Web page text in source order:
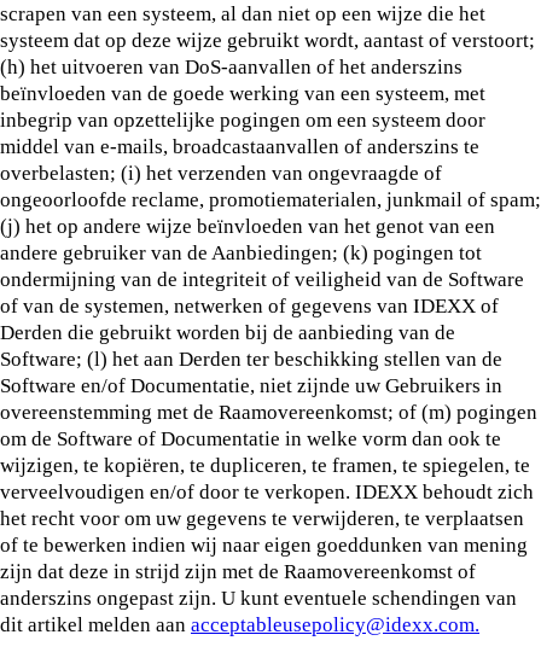
scrapen van een systeem, al dan niet op een wijze die het
systeem dat op deze wijze gebruikt wordt, aantast of verstoort;
(h) het uitvoeren van DoS-aanvallen of het anderszins
beïnvloeden van de goede werking van een systeem, met
inbegrip van opzettelijke pogingen om een systeem door
middel van e-mails, broadcastaanvallen of anderszins te
overbelasten; (i) het verzenden van ongevraagde of
ongeoorloofde reclame, promotiematerialen, junkmail of spam;
(j) het op andere wijze beïnvloeden van het genot van een
andere gebruiker van de Aanbiedingen; (k) pogingen tot
ondermijning van de integriteit of veiligheid van de Software
of van de systemen, netwerken of gegevens van IDEXX of
Derden die gebruikt worden bij de aanbieding van de
Software; (l) het aan Derden ter beschikking stellen van de
Software en/of Documentatie, niet zijnde uw Gebruikers in
overeenstemming met de Raamovereenkomst; of (m) pogingen
om de Software of Documentatie in welke vorm dan ook te
wijzigen, te kopiëren, te dupliceren, te framen, te spiegelen, te
verveelvoudigen en/of door te verkopen. IDEXX behoudt zich
het recht voor om uw gegevens te verwijderen, te verplaatsen
of te bewerken indien wij naar eigen goeddunken van mening
zijn dat deze in strijd zijn met de Raamovereenkomst of
anderszins ongepast zijn. U kunt eventuele schendingen van
dit artikel melden aan acceptableusepolicy@idexx.com.